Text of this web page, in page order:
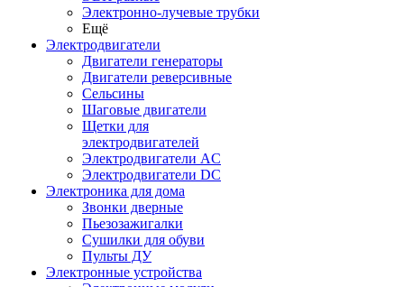
Электронно-лучевые трубки
Ещё
Электродвигатели
Двигатели генераторы
Двигатели реверсивные
Сельсины
Шаговые двигатели
Щетки для
электродвигателей
Электродвигатели AC
Электродвигатели DC
Электроника для дома
Звонки дверные
Пьезозажигалки
Сушилки для обуви
Пульты ДУ
Электронные устройства